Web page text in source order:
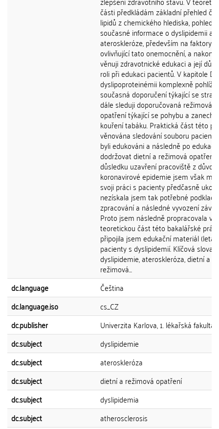
části předkládám základní přehled
lipidů z chemického hlediska, pohled
současné informace o dyslipidemii a
ateroskleróze, především na faktory
ovlivňující tato onemocnění, a
věnuji zdravotnické edukaci a její
roli při edukaci pacientů. V kapitole
dyslipoproteinémii komplexně
současná doporučení týkající se
dále sleduji doporučovaná režimová
opatření týkající se pohybu a
kouření tabáku. Praktická část této
věnována sledování souboru
byli edukováni a následně po
dodržovat dietní a režimová opatření.
důsledku uzavření pracoviště z
koronavirové epidemie jsem však
svoji práci s pacienty předčasně
nezískala jsem tak potřebné
zpracování a následné vyvození
Proto jsem následně propracovala
teoretickou část této bakalářské
připojila jsem edukační materiál
pacienty s dyslipidemií. Klíčová slova
dyslipidemie, ateroskleróza, dietní a
režimová...
dc.language
Čeština
dc.language.iso
cs_CZ
dc.publisher
Univerzita Karlova, 1. lékařská fakulta
dc.subject
dyslipidemie
dc.subject
ateroskleróza
dc.subject
dietní a režimová opatření
dc.subject
dyslipidemia
dc.subject
atherosclerosis